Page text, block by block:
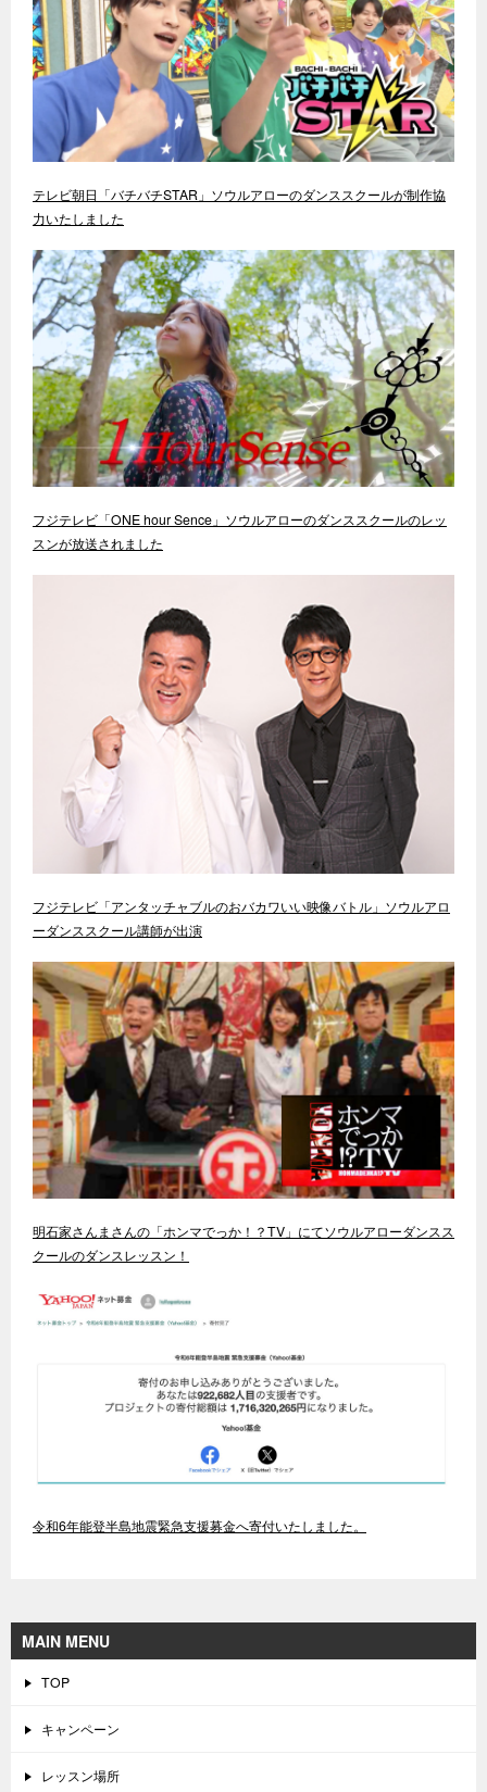
テレビ朝日「バチバチSTAR」ソウルアローのダンススクールが制作協
力いたしました
フジテレビ「ONE hour Sence」ソウルアローのダンススクールのレッ
スンが放送されました
フジテレビ「アンタッチャブルのおバカワいい映像バトル」ソウルアロ
ーダンススクール講師が出演
明石家さんまさんの「ホンマでっか！？TV」にてソウルアローダンスス
クールのダンスレッスン！
令和6年能登半島地震緊急支援募金へ寄付いたしました。
MAIN MENU
TOP
キャンペーン
レッスン場所